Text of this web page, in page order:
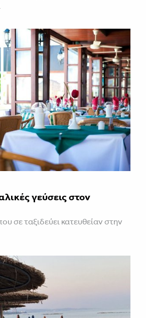
γεύσεις στον
σε ταξιδεύει κατευθείαν στην